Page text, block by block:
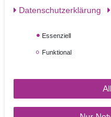
Daten­schutz­erklärung
Essenziell
Funktional